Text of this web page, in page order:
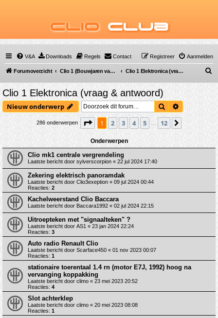
Clio Club
V&A Downloads Regels Contact Aanmelden
Registreer
Forumoverzicht Clio 1 (Bouwjaren van 1990 tot 1998) Clio 1 Elektronica (vraag & antwoord)
o
Clio 1 Elektronica (vraag & antwoord)
Nieuw onderwerp Zoek
286 onderwerpen Pagina van12
1 2 3 4 5 12
Onderwerpen
Clio mk1 centrale vergrendeling
Laatste bericht door sylverscorpion « 22 jul 2024 17:40
Zekering elektrisch panoramdak
Laatste bericht door Clio3exeption « 09 jul 2024 00:44
Reacties: 2
Kachelweerstand Clio Baccara
Laatste bericht door Baccara1992 « 02 jul 2024 22:15
Uitroepteken met "signaalteken" ?
Laatste bericht door AS1 « 23 jan 2024 22:24
Reacties: 3
Auto radio Renault Clio
Laatste bericht door Scarface450 « 01 nov 2023 00:07
Reacties: 1
stationaire toerentaal 1.4 rn (motor E7J, 1992) hoog na
vervanging koppakking
Laatste bericht door climo « 23 mei 2023 20:52
Reacties: 4
Slot achterklep
Laatste bericht door climo « 20 mei 2023 08:08
Reacties: 1